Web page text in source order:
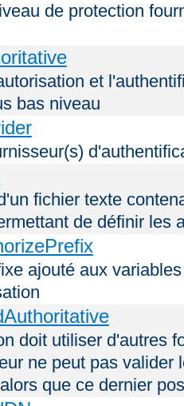
de protection
et
bas niveau
fichier texte
de définir les
ajouté aux
doit utiliser d'autres
ne peut pas valider
que ce dernier